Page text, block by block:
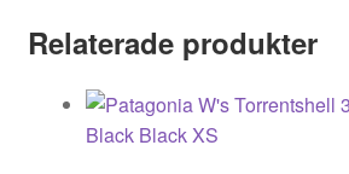
Relaterade produkter